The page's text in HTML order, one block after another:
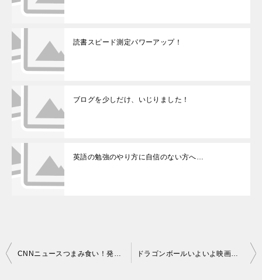
読書スピード測定パワーアップ！
ブログを少しだけ、いじりました！
英語の勉強のやり方に自信のない方へ…
投